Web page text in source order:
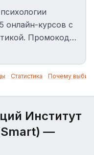
онлайн-курсов с
Промокоды
5% на
· Статистика · Почему
Институт
—